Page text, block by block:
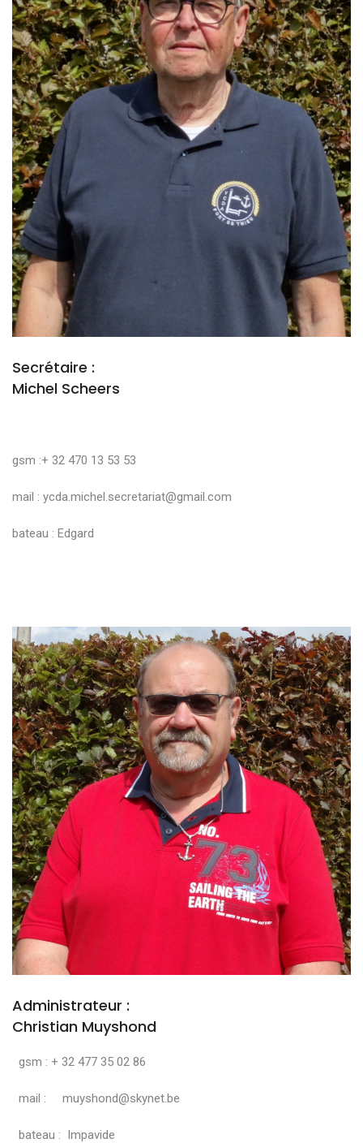
Secrétaire :
Michel Scheers
gsm :+ 32 470 13 53 53
mail : ycda.michel.secretariat@gmail.com
bateau : Edgard
Administrateur :
Christian Muyshond
gsm : + 32 477 35 02 86
mail : muyshond@skynet.be
bateau : Impavide